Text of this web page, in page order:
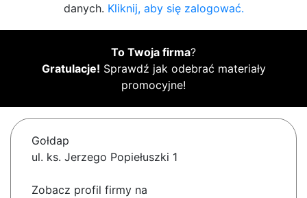
danych. Kliknij, aby się zalogować.
To Twoja firma?
Gratulacje! Sprawdź jak odebrać materiały
promocyjne!
Gołdap
ul. ks. Jerzego Popiełuszki 1
Zobacz profil firmy na